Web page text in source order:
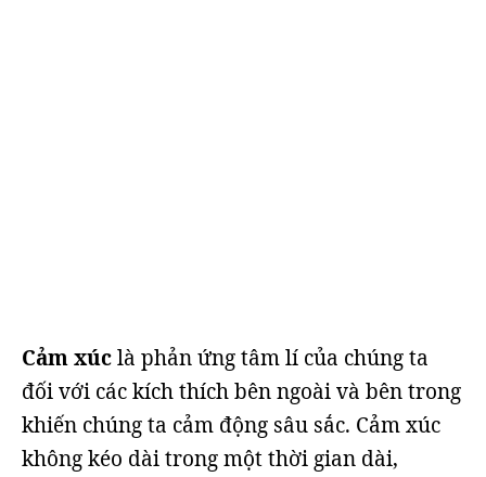
Cảm xúclà phản ứng tâm lí của chúng ta
đối với các kích thích bên ngoài và bên trong
khiến chúng ta cảm động sâu sắc. Cảm xúc
không kéo dài trong một thời gian dài,